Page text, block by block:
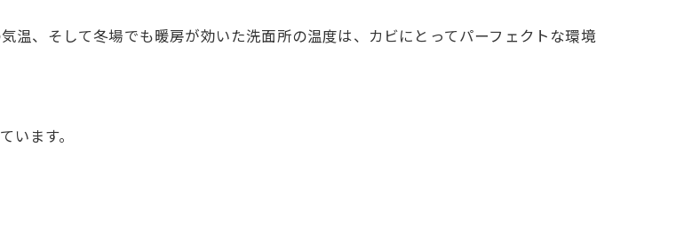
温、そして冬場でも暖房が効いた洗面所の温度は、カビにとってパーフェクトな環境
ます。